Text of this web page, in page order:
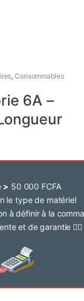
,Consommables
6A –
> 50 000 FCFA
le type de matériel
à définir à la
et de garantie 👉🏽